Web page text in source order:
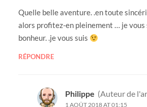
Quelle belle aventure. .en toute
alors profitez-en pleinement … je vous
bonheur. .je vous suis
RÉPONDRE
Philippe (Auteur de
1 AOÛT 2018 AT 01:15